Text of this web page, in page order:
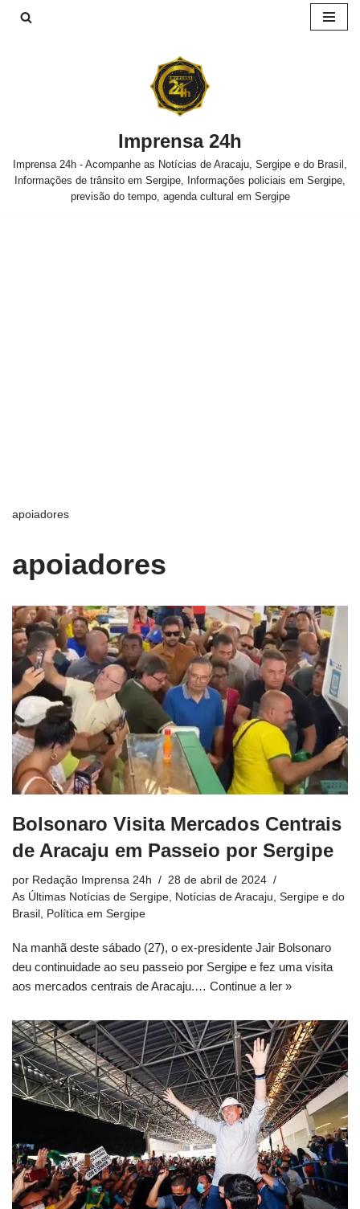
Imprensa 24h
Imprensa 24h - Acompanhe as Notícias de Aracaju, Sergipe e do Brasil,
Informações de trânsito em Sergipe, Informações policiais em Sergipe,
previsão do tempo, agenda cultural em Sergipe
apoiadores
apoiadores
Bolsonaro Visita Mercados Centrais
de Aracaju em Passeio por Sergipe
por Redação Imprensa 24h
28 de abril de 2024
As Últimas Notícias de Sergipe, Notícias de Aracaju, Sergipe e do
Brasil , Política em Sergipe
Na manhã deste sábado (27), o ex-presidente Jair Bolsonaro
deu continuidade ao seu passeio por Sergipe e fez uma visita
aos mercados centrais de Aracaju.… Continue a ler »